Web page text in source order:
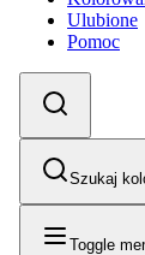
Ulubione
Pomoc
Szukaj
Toggle